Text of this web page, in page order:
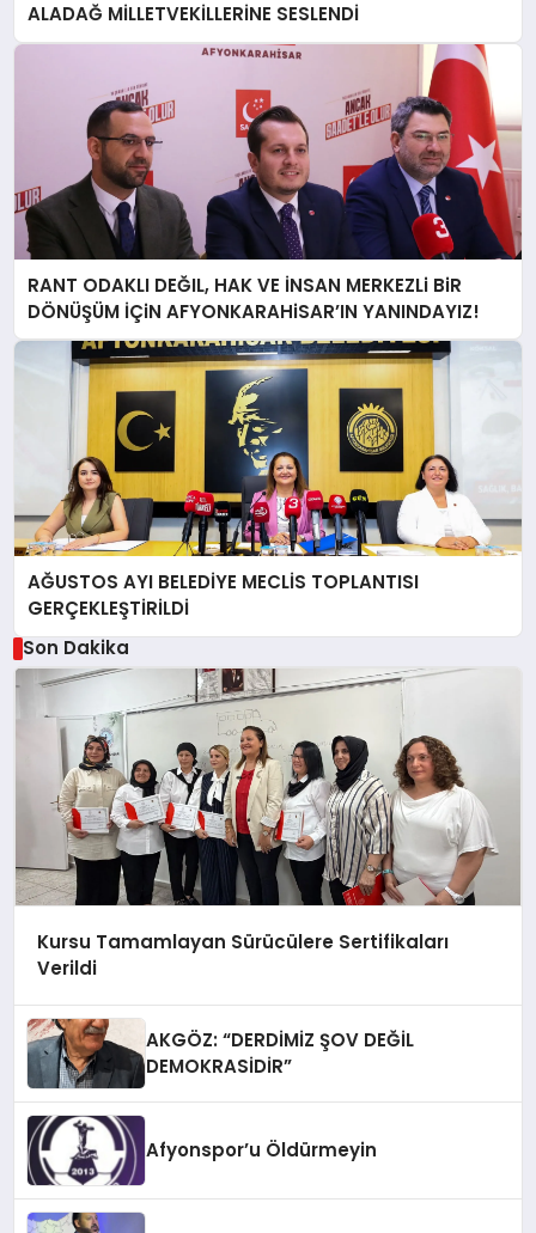
ALADAĞ MİLLETVEKİLLERİNE SESLENDİ
RANT ODAKLI DEĞIL, HAK VE İNSAN MERKEZLi BiR
DÖNÜŞÜM İÇiN AFYONKARAHiSAR’IN YANINDAYIZ!
AĞUSTOS AYI BELEDİYE MECLİS TOPLANTISI
GERÇEKLEŞTİRİLDİ
Son Dakika
Kursu Tamamlayan Sürücülere Sertifikaları
Verildi
AKGÖZ: “DERDİMİZ ŞOV DEĞİL
DEMOKRASİDİR”
Afyonspor’u Öldürmeyin